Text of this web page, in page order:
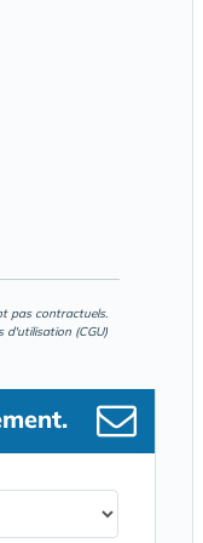
pas contractuels.
d'utilisation (CGU)